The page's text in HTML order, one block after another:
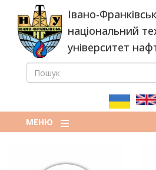
основного
вмісту
Івано-
національний
університет
ПОШУКОВА
ПОШУК
МЕНЮ